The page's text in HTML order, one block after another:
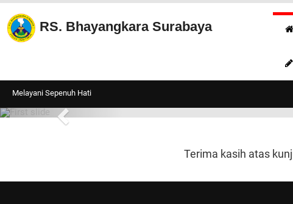
RS. Bhayangkara Surabaya
Melayani Sepenuh Hati
Terima kasih atas